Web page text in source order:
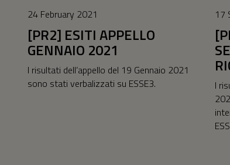
24 February 2021
[PR2] ESITI APPELLO
GENNAIO 2021
I risultati dell’appello del 19 Gennaio 2021
sono stati verbalizzati su ESSE3.
17
I